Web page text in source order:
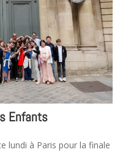
Enfants
lundi à Paris pour la finale